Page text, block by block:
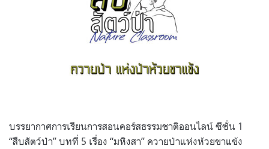
บรรยากาศการเรียนการสอนคอร์สธรรมชาติออนไลน์ ซีซั่น 1
“สืบสัตว์ป่า” บทที่ 5 เรื่อง “มหิงสา” ควายป่าแห่งห้วยขาแข้ง